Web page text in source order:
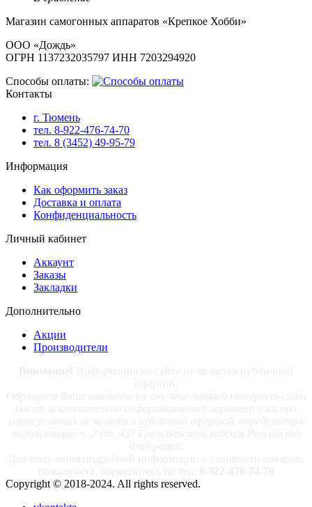
Магазин самогонных аппаратов «Крепкое Хобби»
ООО «Дождь»
ОГРН 1137232035797 ИНН 7203294920
Способы оплаты:
Контакты
г. Тюмень
тел. 8-922-476-74-70
тел. 8 (3452) 49-95-79
Информация
Как оформить заказ
Доставка и оплата
Конфиденциальность
Личный кабинет
Аккаунт
Заказы
Закладки
Дополнительно
Акции
Производители
Copyright © 2018-2024. All rights reserved.